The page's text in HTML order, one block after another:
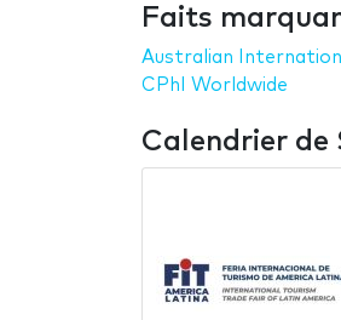
Faits
Australian
CPhI Worldwide
Calendrier de